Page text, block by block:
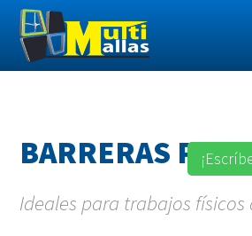
BARRERAS
Ideales para trabajos